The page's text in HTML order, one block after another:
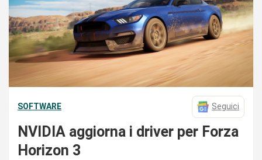
SOFTWARE Seguici
NVIDIA aggiorna i driver per Forza
Horizon 3